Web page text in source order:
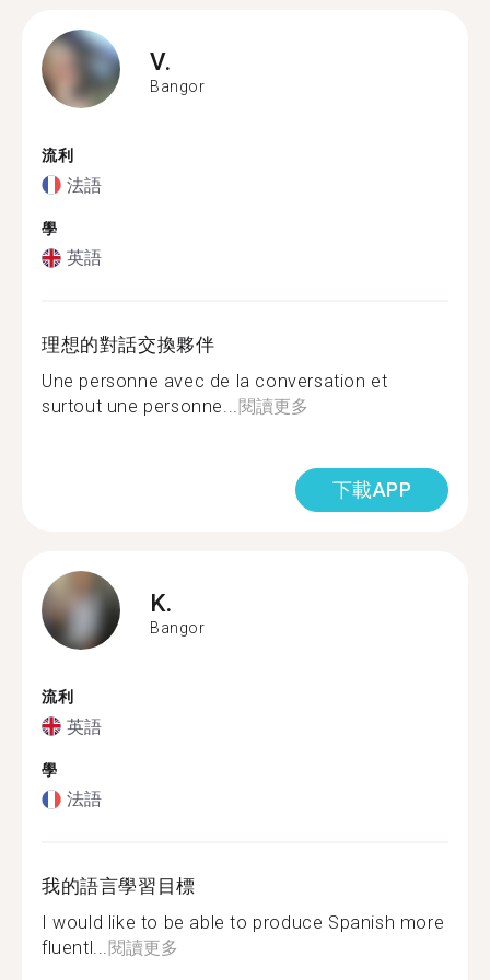
V.
Bangor
流利
法語
學
英語
理想的對話交換夥伴
Une personne avec de la conversation et
surtout une personne...閱讀更多
下載APP
K.
Bangor
流利
英語
學
法語
我的語言學習目標
I would like to be able to produce Spanish more
fluentl...閱讀更多